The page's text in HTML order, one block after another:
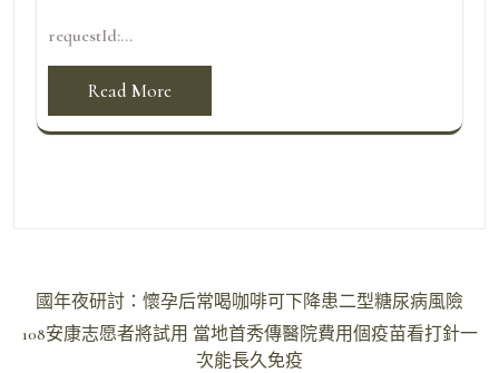
requestId:...
Read More
文
章
國年夜研討：懷孕后常喝咖啡可下降患二型糖尿病風險
108安康志愿者將試用 當地首秀傳醫院費用個疫苗看打針一
次能長久免疫